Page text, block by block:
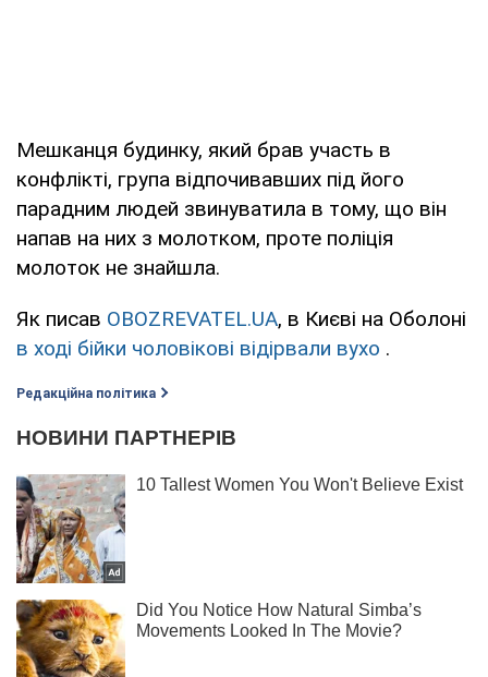
Мешканця будинку, який брав участь в
конфлікті, група відпочивавших під його
парадним людей звинуватила в тому, що він
напав на них з молотком, проте поліція
молоток не знайшла.
Як писав OBOZREVATEL.UA, в Києві на Оболоні
в ході бійки чоловікові відірвали вухо .
Редакційна політика